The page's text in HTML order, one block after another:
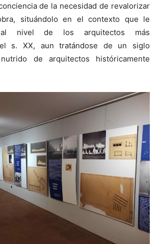
de la necesidad de revalorizar
situándolo en el contexto que le
al nivel de los arquitectos más
s. XX, aun tratándose de un siglo
de arquitectos históricamente